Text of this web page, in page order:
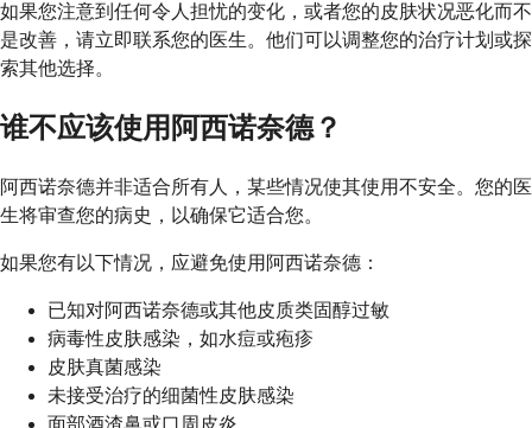
如果您注意到任何令人担忧的变化，或者您的皮肤状况恶化而不
是改善，请立即联系您的医生。他们可以调整您的治疗计划或探
索其他选择。
谁不应该使用阿西诺奈德？
阿西诺奈德并非适合所有人，某些情况使其使用不安全。您的医
生将审查您的病史，以确保它适合您。
如果您有以下情况，应避免使用阿西诺奈德：
已知对阿西诺奈德或其他皮质类固醇过敏
病毒性皮肤感染，如水痘或疱疹
皮肤真菌感染
未接受治疗的细菌性皮肤感染
面部酒渣鼻或口周皮炎